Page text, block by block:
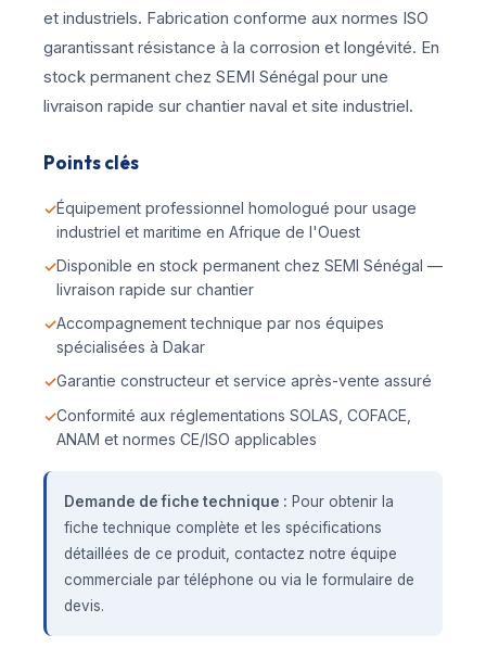
et industriels. Fabrication conforme aux normes ISO
garantissant résistance à la corrosion et longévité. En
stock permanent chez SEMI Sénégal pour une
livraison rapide sur chantier naval et site industriel.
Points clés
Équipement professionnel homologué pour usage
industriel et maritime en Afrique de l'Ouest
Disponible en stock permanent chez SEMI Sénégal —
livraison rapide sur chantier
Accompagnement technique par nos équipes
spécialisées à Dakar
Garantie constructeur et service après-vente assuré
Conformité aux réglementations SOLAS, COFACE,
ANAM et normes CE/ISO applicables
Demande de fiche technique : Pour obtenir la
fiche technique complète et les spécifications
détaillées de ce produit, contactez notre équipe
commerciale par téléphone ou via le formulaire de
devis.